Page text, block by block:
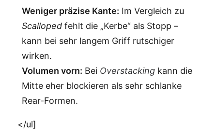
Weniger präzise Kante: Im Vergleich zu
Scalloped fehlt die „Kerbe“ als Stopp –
kann bei sehr langem Griff rutschiger
wirken.
Volumen vorn: Bei Overstacking kann die
Mitte eher blockieren als sehr schlanke
Rear-Formen.
</ul]